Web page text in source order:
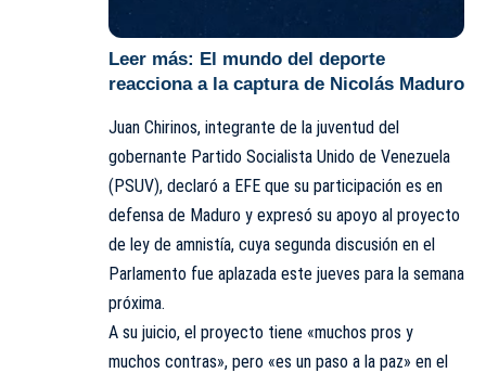
Leer más: El mundo del deporte
reacciona a la captura de Nicolás Maduro
Juan Chirinos, integrante de la juventud del
gobernante Partido Socialista Unido de Venezuela
(PSUV), declaró a EFE que su participación es en
defensa de Maduro y expresó su apoyo al proyecto
de ley de amnistía, cuya segunda discusión en el
Parlamento fue aplazada este jueves para la semana
próxima.
A su juicio, el proyecto tiene «muchos pros y
muchos contras», pero «es un paso a la paz» en el